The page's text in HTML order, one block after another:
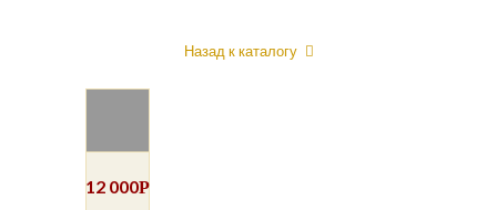
Назад к каталогу
12 000Р